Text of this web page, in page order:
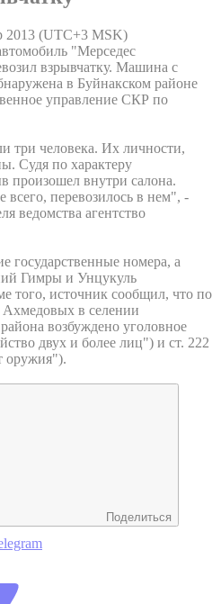
2013 (UTC+3 MSK)
"Мерседес
взрывчатку. Машина с
в Буйнакском районе
управление СКР по
три человека. Их личности,
Судя по характеру
внутри салона.
всего, перевозилось в нем", -
ведомства агентство
государственные номера, а
Гимры и Унцукуль
того, источник сообщил, что по
Ахмедовых в селении
возбуждено уголовное
двух и более лиц") и ст. 222
оружия").
Поделиться